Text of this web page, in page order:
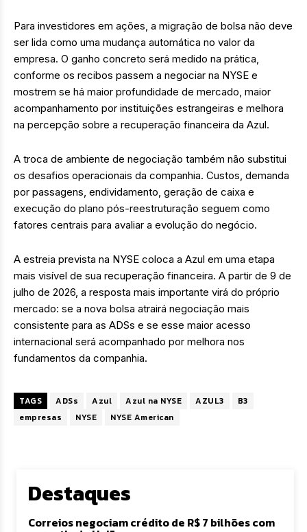
Para investidores em ações, a migração de bolsa não deve
ser lida como uma mudança automática no valor da
empresa. O ganho concreto será medido na prática,
conforme os recibos passem a negociar na NYSE e
mostrem se há maior profundidade de mercado, maior
acompanhamento por instituições estrangeiras e melhora
na percepção sobre a recuperação financeira da Azul.
A troca de ambiente de negociação também não substitui
os desafios operacionais da companhia. Custos, demanda
por passagens, endividamento, geração de caixa e
execução do plano pós-reestruturação seguem como
fatores centrais para avaliar a evolução do negócio.
A estreia prevista na NYSE coloca a Azul em uma etapa
mais visível de sua recuperação financeira. A partir de 9 de
julho de 2026, a resposta mais importante virá do próprio
mercado: se a nova bolsa atrairá negociação mais
consistente para as ADSs e se esse maior acesso
internacional será acompanhado por melhora nos
fundamentos da companhia.
TAGS ADSs Azul Azul na NYSE AZUL3
B3
empresas
NYSE NYSE American
Destaques
Correios negociam crédito de R$ 7 bilhões com